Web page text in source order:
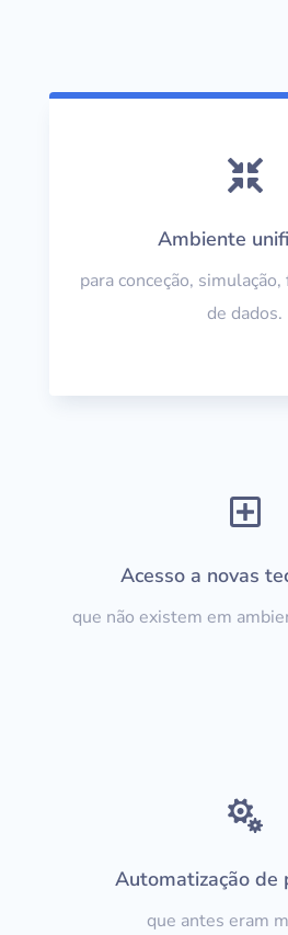

Ambiente
para conceção,
de dados.

Acesso a novas
que não existem em

Automatização de
que antes eram